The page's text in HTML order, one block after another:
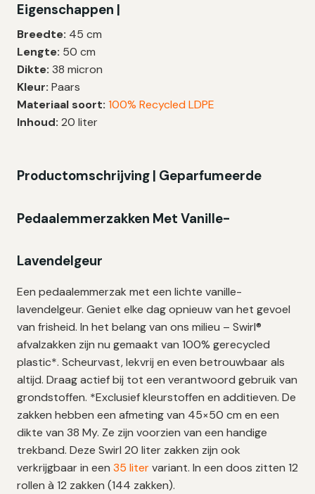
Trekband
|
Geparfumeerd
Vanille
&
Lavendel
|
38
45×50
–
zakken
aantal
Eigenschappen |
Breedte: 45 cm
Lengte: 50 cm
Dikte: 38 micron
Kleur: Paars
Materiaal soort: 100% Recycled LDPE
Inhoud: 20 liter
Productomschrijving | Geparfumeerde
Pedaalemmerzakken Met Vanille-
Lavendelgeur
Een pedaalemmerzak met een lichte vanille-
lavendelgeur. Geniet elke dag opnieuw van het gevoel
van frisheid. In het belang van ons milieu – Swirl®
afvalzakken zijn nu gemaakt van 100% gerecycled
plastic*. Scheurvast, lekvrij en even betrouwbaar als
altijd. Draag actief bij tot een verantwoord gebruik van
grondstoffen. *Exclusief kleurstoffen en additieven. De
zakken hebben een afmeting van 45×50 cm en een
dikte van 38 My. Ze zijn voorzien van een handige
trekband. Deze Swirl 20 liter zakken zijn ook
verkrijgbaar in een 35 litervariant. In een doos zitten 12
rollen à 12 zakken (144 zakken).